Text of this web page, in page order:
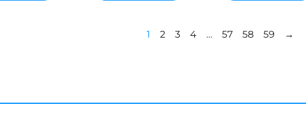
1 2 3 4 … 57 58 59 →